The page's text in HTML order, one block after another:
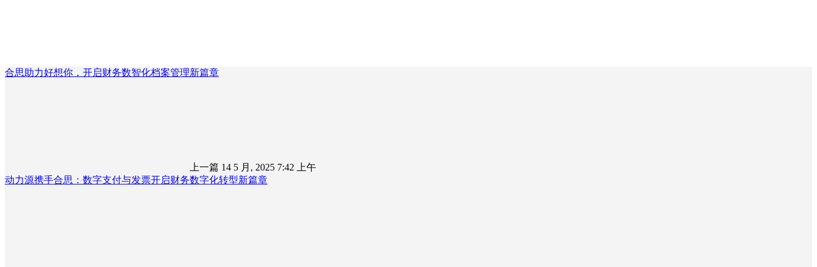
合思助力好想你，开启财务数智化档案管理新篇章
上一篇 14 5 月, 2025 7:42 上午
动力源携手合思：数字支付与发票开启财务数字化转型新篇章